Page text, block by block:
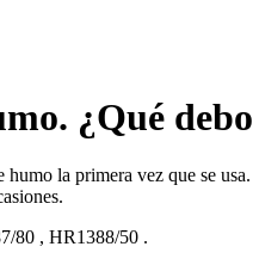
¿Qué
la primera vez que se usa.
80 , HR1388/50 .